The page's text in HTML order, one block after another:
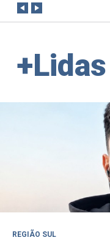
+Lidas
REGIÃO SUL